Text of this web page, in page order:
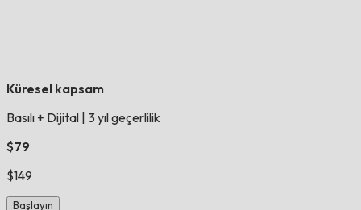
Küresel kapsam
Basılı + Dijital 3 yıl geçerlilik
$79
$149
Başlayın